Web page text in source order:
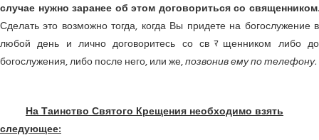
случае нужно заранее об этом договориться со священником.
Сделать это возможно тогда, когда Вы придете на богослужение в
любой день и лично договоритесь со свﾏщенником либо до
богослужения, либо после него, или же,позвонив ему по телефону.
На Таинство Святого Крещения необходимо взять
следующее: